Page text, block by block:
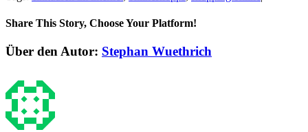
Share This Story, Choose Your Platform!
Facebook
X
Reddit
LinkedIn
Tumblr
Pinterest
Vk
E-
Über den Autor: Stephan Wuethrich